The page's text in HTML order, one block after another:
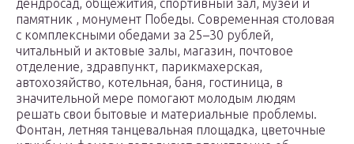
дендросад, общежития, спортивный зал, музей и
памятник , монумент Победы. Современная столовая
с комплексными обедами за 25–30 рублей,
читальный и актовые залы, магазин, почтовое
отделение, здравпункт, парикмахерская,
автохозяйство, котельная, баня, гостиница, в
значительной мере помогают молодым людям
решать свои бытовые и материальные проблемы.
Фонтан, летняя танцевальная площадка, цветочные